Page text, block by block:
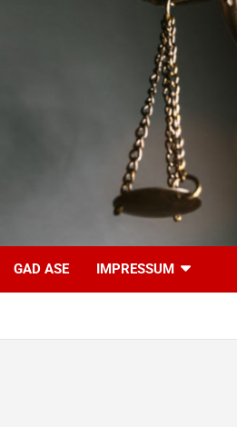
GAD ASE IMPRESSUM